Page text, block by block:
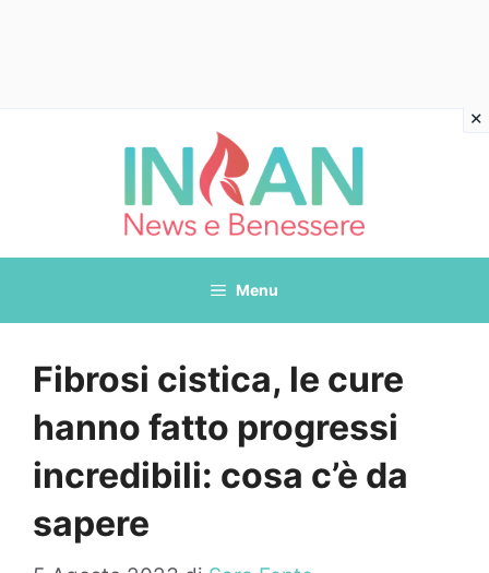
Menu
Fibrosi cistica, le cure
hanno fatto progressi
incredibili: cosa c’è da
sapere